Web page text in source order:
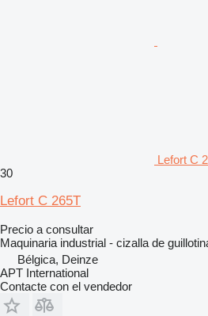
Lefort C
30
Lefort C 265T
Precio a consultar
Maquinaria industrial - cizalla de
Bélgica, Deinze
APT International
Contacte con el vendedor